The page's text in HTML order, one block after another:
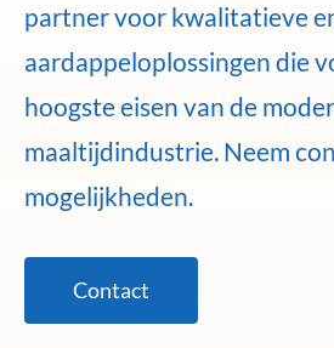
partner voor kwalitatieve
aardappeloplossingen die
hoogste eisen van de
maaltijdindustrie. Neem
mogelijkheden.
Contact